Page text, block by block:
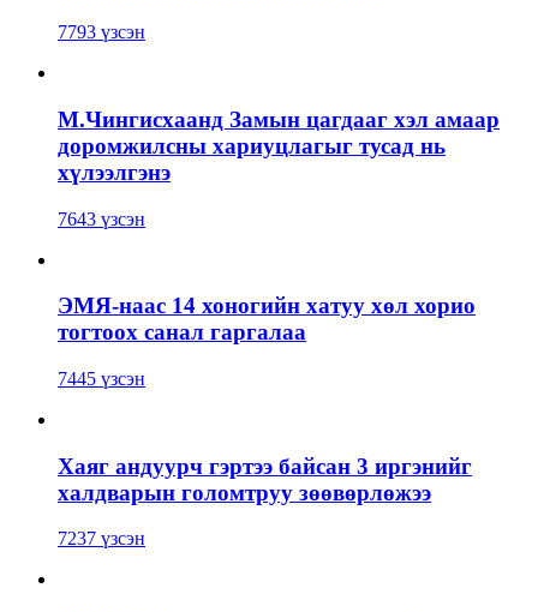
7793 үзсэн
М.Чингисхаанд Замын цагдааг хэл амаар
доромжилсны хариуцлагыг тусад нь
хүлээлгэнэ
7643 үзсэн
ЭМЯ-наас 14 хоногийн хатуу хөл хорио
тогтоох санал гаргалаа
7445 үзсэн
Хаяг андуурч гэртээ байсан 3 иргэнийг
халдварын голомтруу зөөвөрлөжээ
7237 үзсэн